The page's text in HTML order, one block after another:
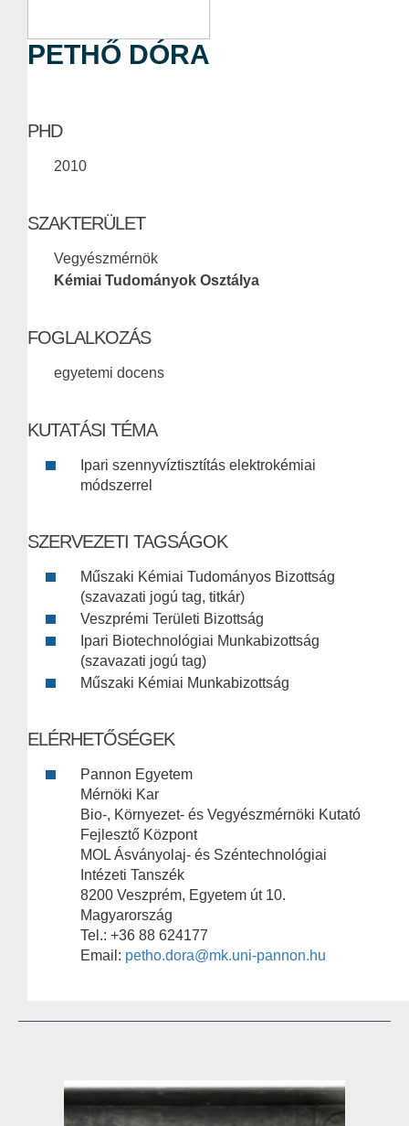
PETHŐ DÓRA
PHD
2010
SZAKTERÜLET
Vegyészmérnök
Kémiai Tudományok Osztálya
FOGLALKOZÁS
egyetemi docens
KUTATÁSI TÉMA
Ipari szennyvíztisztítás elektrokémiai
módszerrel
SZERVEZETI TAGSÁGOK
Műszaki Kémiai Tudományos Bizottság
(szavazati jogú tag, titkár)
Veszprémi Területi Bizottság
Ipari Biotechnológiai Munkabizottság
(szavazati jogú tag)
Műszaki Kémiai Munkabizottság
ELÉRHETŐSÉGEK
Pannon Egyetem
Mérnöki Kar
Bio-, Környezet- és Vegyészmérnöki Kutató
Fejlesztő Központ
MOL Ásványolaj- és Széntechnológiai
Intézeti Tanszék
8200 Veszprém, Egyetem út 10.
Magyarország
Tel.: +36 88 624177
Email: petho.dora@mk.uni-pannon.hu